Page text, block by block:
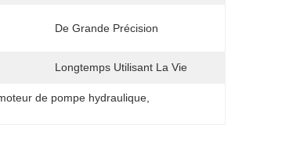
De Grande Précision
Longtemps Utilisant La Vie
de pompe hydraulique